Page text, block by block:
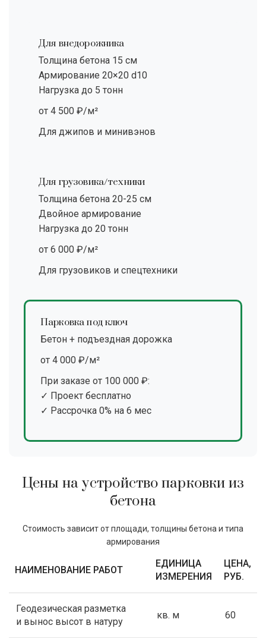
Для внедорожника
Толщина бетона 15 см
Армирование 20×20 d10
Нагрузка до 5 тонн
от 4 500 ₽/м²
Для джипов и минивэнов
Для грузовика/техники
Толщина бетона 20-25 см
Двойное армирование
Нагрузка до 20 тонн
от 6 000 ₽/м²
Для грузовиков и спецтехники
Парковка под ключ
Бетон + подъездная дорожка
от 4 000 ₽/м²
При заказе от 100 000 ₽:
✓ Проект бесплатно
✓ Рассрочка 0% на 6 мес
Цены на устройство парковки из
бетона
Стоимость зависит от площади, толщины бетона и типа
армирования
НАИМЕНОВАНИЕ РАБОТ
ЕДИНИЦА
ИЗМЕРЕНИЯ
ЦЕНА,
РУБ.
Геодезическая разметка
и вынос высот в натуру
кв. м 60